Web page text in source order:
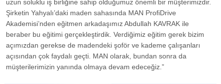
uzun soluklu iş birliğine sahip olduğumuz önemli bir müşterimizdir.
Şirketin Yahyalı’daki maden sahasında MAN ProfiDrive
Akademisi’nden eğitmen arkadaşımız Abdullah KAVRAK ile
beraber bu eğitimi gerçekleştirdik. Verdiğimiz eğitim gerek bizim
açımızdan gerekse de madendeki şoför ve kademe çalışanları
açısından çok faydalı geçti. MAN olarak, bundan sonra da
müşterilerimizin yanında olmaya devam edeceğiz.”